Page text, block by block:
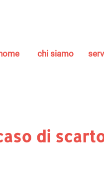
home chi siamo
di